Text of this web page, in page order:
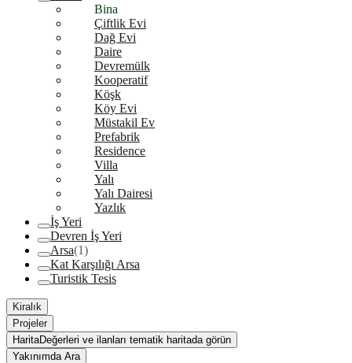
Bina
Çiftlik Evi
Dağ Evi
Daire
Devremülk
Kooperatif
Köşk
Köy Evi
Müstakil Ev
Prefabrik
Residence
Villa
Yalı
Yalı Dairesi
Yazlık
İş Yeri
Devren İş Yeri
Arsa(1)
Kat Karşılığı Arsa
Turistik Tesis
Kiralık
Projeler
HaritaDeğerleri ve ilanları tematik haritada görün
Yakınımda Ara